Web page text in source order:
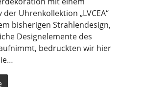
Uhrenkollektion „LVCEA“
bisherigen Strahlendesign,
Designelemente des
bedruckten wir hier